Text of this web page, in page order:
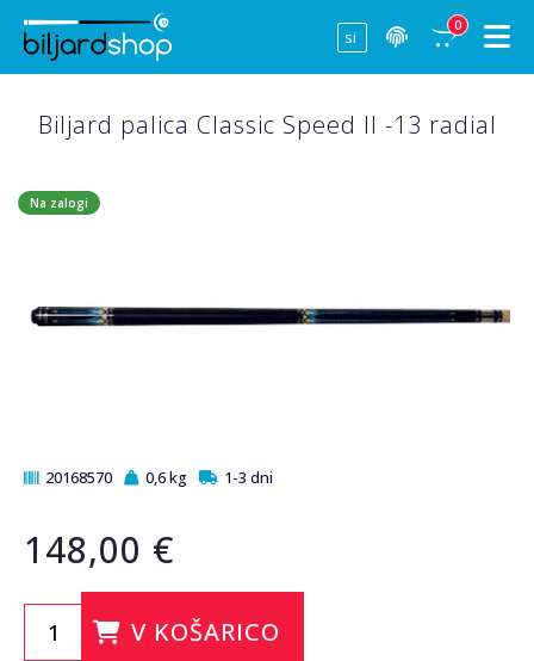
0
Biljard palica Classic Speed II -13 radial
20168570 0,6 kg 1-3 dni
148,00 €
V KOŠARICO
Na zalogi